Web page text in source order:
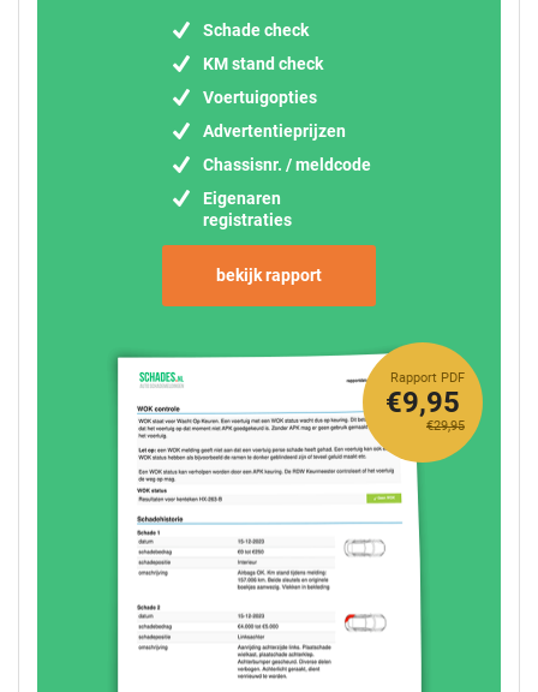
Schade check
KM stand check
Voertuigopties
Advertentieprijzen
Chassisnr. / meldcode
Eigenaren
registraties
bekijk rapport
Rapport PDF
€29,95
€9,95